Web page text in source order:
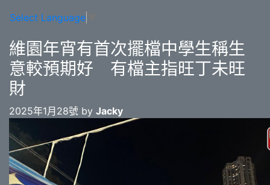
Select Language
維園年宵有首次擺檔中學生稱生
意較預期好 有檔主指旺丁未旺
財
2025年1月28號 by Jacky